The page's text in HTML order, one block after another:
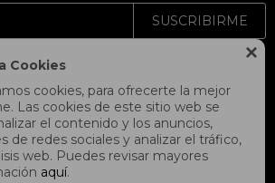

Cookies
cookies, para ofrecerte la mejor
Las cookies de este sitio web se
el contenido y los anuncios,
de redes sociales y analizar el tráfico,
web. Puedes revisar mayores
aquí.
SUSCRIBIRME
 